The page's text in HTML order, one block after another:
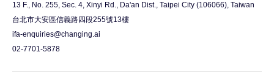
13 F., No. 255, Sec. 4, Xinyi Rd., Da'an Dist., Taipei City (106066), Taiwan
台北市大安區信義路四段255號13樓
ifa-enquiries@changing.ai
02-7701-5878